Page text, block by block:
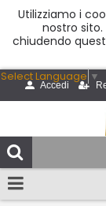
Utilizziamo i
nostro
chiudendo
Select Language ▼
Accedi